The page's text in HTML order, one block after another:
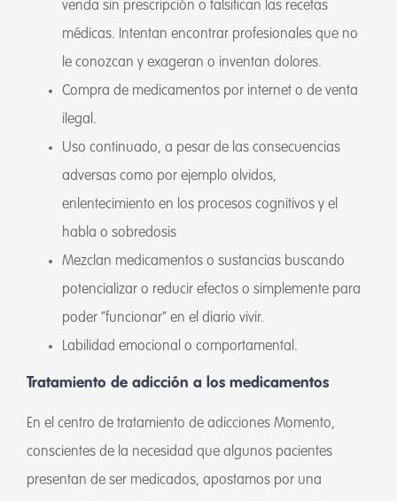
venda sin prescripción o falsifican las recetas
médicas. Intentan encontrar profesionales que no
le conozcan y exageran o inventan dolores.
Compra de medicamentos por internet o de venta
ilegal.
Uso continuado, a pesar de las consecuencias
adversas como por ejemplo olvidos,
enlentecimiento en los procesos cognitivos y el
habla o sobredosis
Mezclan medicamentos o sustancias buscando
potencializar o reducir efectos o simplemente para
poder “funcionar” en el diario vivir.
Labilidad emocional o comportamental.
Tratamiento de adicción a los medicamentos
En el centro de tratamiento de adicciones Momento,
conscientes de la necesidad que algunos pacientes
presentan de ser medicados, apostamos por una